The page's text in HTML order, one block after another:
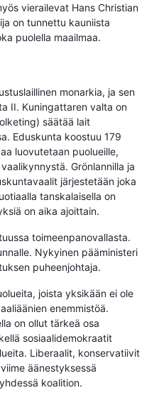
vierailevat Hans Christian
on tunnettu kauniista
puolella maailmaa.
monarkia, ja sen
II. Kuningattaren valta on
säätää lait
Eduskunta koostuu 179
luovutetaan puolueille,
Grönlannilla ja
järjestetään joka
tanskalaisella on
on aika ajoittain.
toimeenpanovallasta.
Nykyinen pääministeri
puheenjohtaja.
joista yksikään ei ole
enemmistöä.
on ollut tärkeä osa
sosiaalidemokraatit
Liberaalit, konservatiivit
äänestyksessä
koalition.